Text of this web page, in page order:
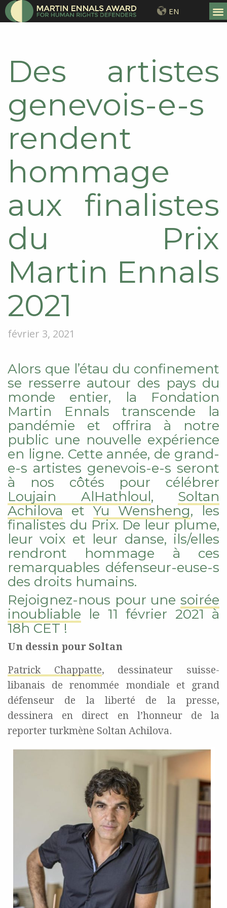
EN
Des artistes
genevois-e-s
rendent
hommage
aux finalistes
du Prix
Martin Ennals
2021
février 3, 2021
Alors que l’étau du confinement
se resserre autour des pays du
monde entier, l a Fondation
Martin
Ennals transcende
la
pandémie et offrira à notre
public une nouvelle expérience
en ligne. Cette année, de grand-
e-s artistes genevois-e-s seront
à nos côtés pour célébrer
Loujain AlHathloul , Soltan
Achilova et Yu Wensheng, les
finalistes du Prix. De leur plume,
leur voix et leur danse, ils/elles
rendront hommage à ces
remarquables défenseur-euse-s
des droits humains.
Rejoignez-nous pour une soirée
inoubliable le 11 février 2021 à
18h CET !
Un dessin pour Soltan
Patrick Chappatte, dessinateur suisse-
libanais de renommée mondiale et grand
défenseur de la liberté de la presse,
dessinera en direct en l’honneur de la
reporter turkmène Soltan Achilova.